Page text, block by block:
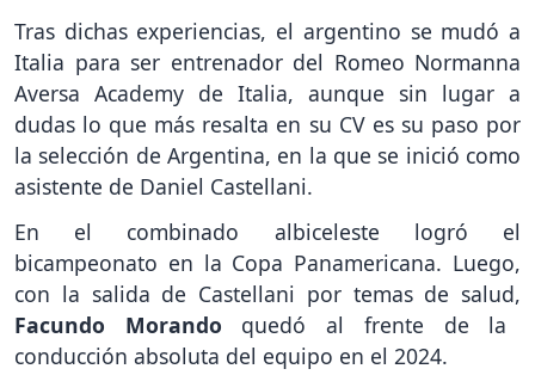
Tras dichas experiencias, el argentino se mudó a
Italia para ser entrenador del Romeo Normanna
Aversa Academy de Italia, aunque sin lugar a
dudas lo que más resalta en su CV es su paso por
la selección de Argentina, en la que se inició como
asistente de Daniel Castellani.
En el combinado albiceleste logró el
bicampeonato en la Copa Panamericana. Luego,
con la salida de Castellani por temas de salud,
Facundo Morando quedó al frente de la
conducción absoluta del equipo en el 2024.